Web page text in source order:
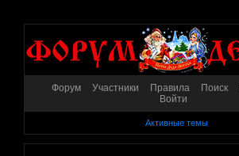
Форум Участники Правила Поиск
Войти
Активные темы